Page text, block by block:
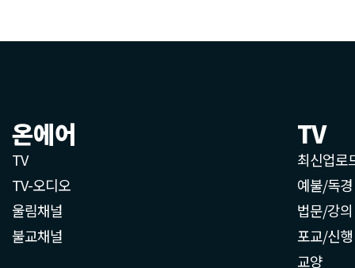
온에어
TV
TV-오디오
울림채널
불교채널
TV
최신업로
예불/독경
법문/강의
포교/신행
교양